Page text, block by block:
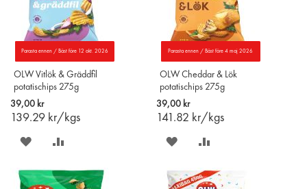
Parasta ennen / Bäst före 12 okt. 2026
OLW Vitlök & Gräddfil
potatischips 275g
39,00 kr
139.29 kr/kgs
SPARA
Parasta ennen / Bäst före 4 maj 2026
OLW Cheddar & Lök
potatischips 275g
39,00 kr
141.82 kr/kgs
SPARA